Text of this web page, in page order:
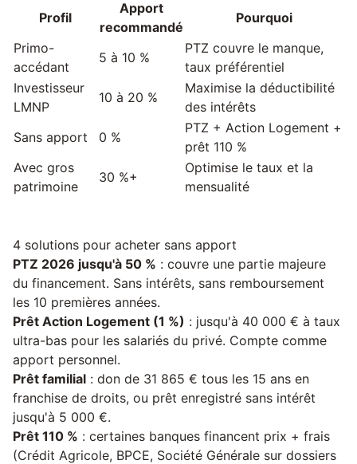
Profil
Apport
recommandé
Pourquoi
Primo-
accédant
5 à 10 %
PTZ couvre le manque,
taux préférentiel
Investisseur
LMNP
10 à 20 %
Maximise la déductibilité
des intérêts
Sans apport
0 %
PTZ + Action Logement +
prêt 110 %
Avec gros
patrimoine
30 %+
Optimise le taux et la
mensualité
4 solutions pour acheter sans apport
PTZ 2026 jusqu'à 50 % : couvre une partie majeure
du financement. Sans intérêts, sans remboursement
les 10 premières années.
Prêt Action Logement (1 %) : jusqu'à 40 000 € à taux
ultra-bas pour les salariés du privé. Compte comme
apport personnel.
Prêt familial : don de 31 865 € tous les 15 ans en
franchise de droits, ou prêt enregistré sans intérêt
jusqu'à 5 000 €.
Prêt 110 % : certaines banques financent prix + frais
(Crédit Agricole, BPCE, Société Générale sur dossiers